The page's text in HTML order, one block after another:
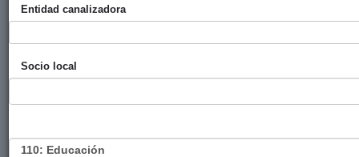
Entidad canalizadora
Socio local
yuwe
Políticas
públicas
inclusivas que
brechas de
Diputación
Gipuzkoa
Egoaizia 2024